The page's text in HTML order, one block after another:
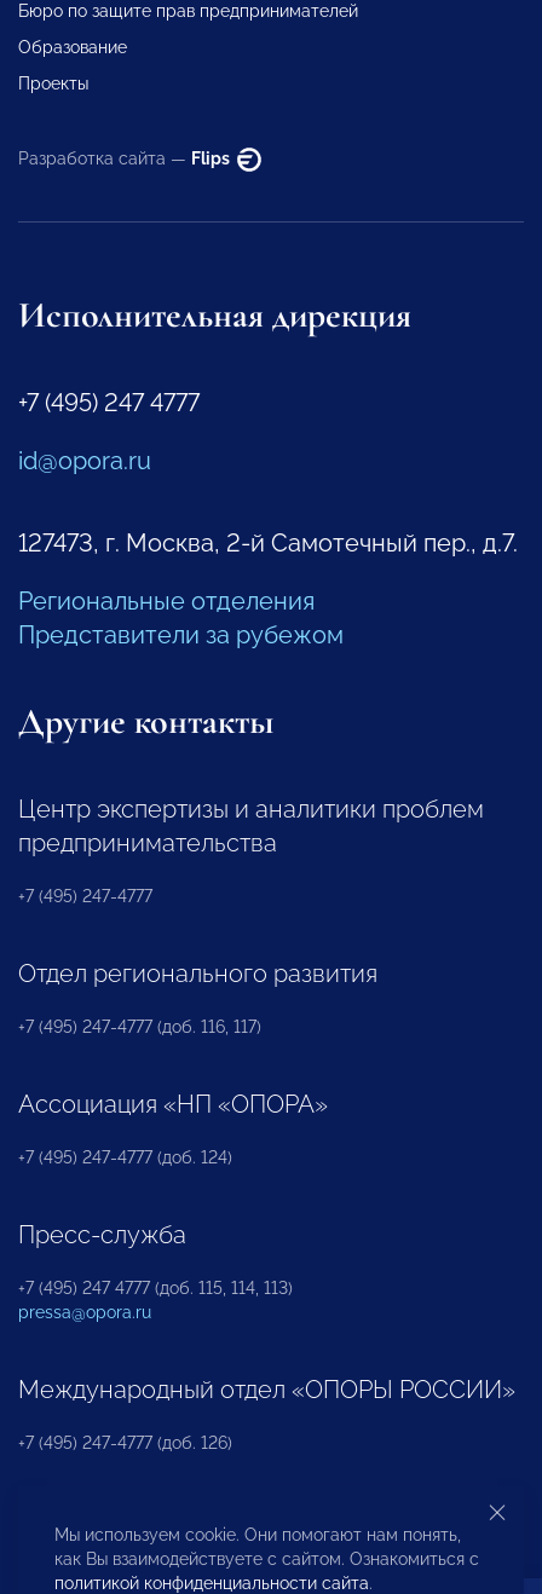
Бюро по защите прав предпринимателей
Образование
Проекты
Разработка сайта — Flips
Исполнительная дирекция
+7 (495) 247 4777
id@opora.ru
127473, г. Москва, 2-й Самотечный пер., д.7.
Региональные отделения
Представители за рубежом
Другие контакты
Центр экспертизы и аналитики проблем
предпринимательства
+7 (495) 247-4777
Отдел регионального развития
+7 (495) 247-4777 (доб. 116, 117)
Ассоциация «НП «ОПОРА»
+7 (495) 247-4777 (доб. 124)
Пресс-служба
+7 (495) 247 4777 (доб. 115, 114, 113)
pressa@opora.ru
Международный отдел «ОПОРЫ РОССИИ»
+7 (495) 247-4777 (доб. 126)
Бюро по защите прав предпринимателей и
инвесторов
Мы используем cookie. Они помогают нам понять,
как Вы взаимодействуете с сайтом. Ознакомиться с
политикой конфиденциальности сайта.